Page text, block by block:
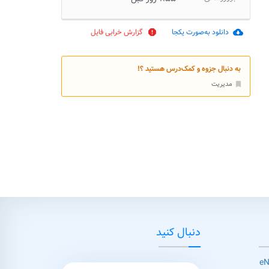
cloud_download دانلود به‌صورت یکجا report گزارش خرابی فایل
به دنبال جزوه و کمک‌درس هستید ؟!
مدیریت
دنبال کنید